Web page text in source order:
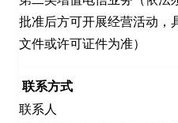
批准后方可开展经营活动，
文件或许可证件为准）
联系方式
联系人